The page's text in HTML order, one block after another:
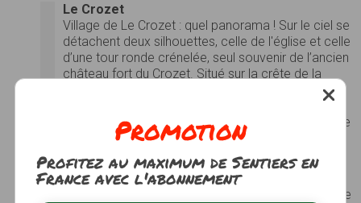
Le Crozet
Village de Le Crozet : quel panorama ! Sur le ciel se
détachent deux silhouettes, celle de l'église et celle
d’une tour ronde crénelée, seul souvenir de l’ancien
château fort du Crozet. Situé sur la crête de la
village de Le Crozet domine la plaine bocagère et
de se présente sous la forme d’un chramant village
fortifié organisé en 3 parties…
Saint-Haon-le-Châtel
Village de Saint-Haon le Châtel : on dit volontiers de
Promotion
Profitez au maximum de Sentiers en
France avec l'abonnement